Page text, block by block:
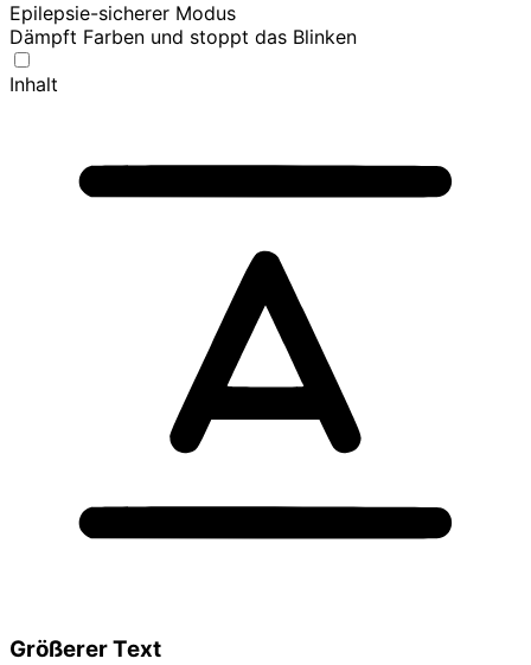
Epilepsie-sicherer Modus
Dämpft Farben und stoppt das Blinken
Inhalt
Größerer Text